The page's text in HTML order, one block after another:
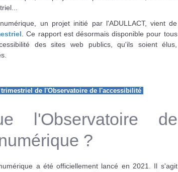
un projet initié par l'ADULLACT, vient de
. Ce rapport est désormais disponible pour tous
des sites web publics, qu'ils soient élus,
de l'Observatoire de l'accessibilité
l'Observatoire de
?
a été officiellement lancé en 2021. Il s'agit